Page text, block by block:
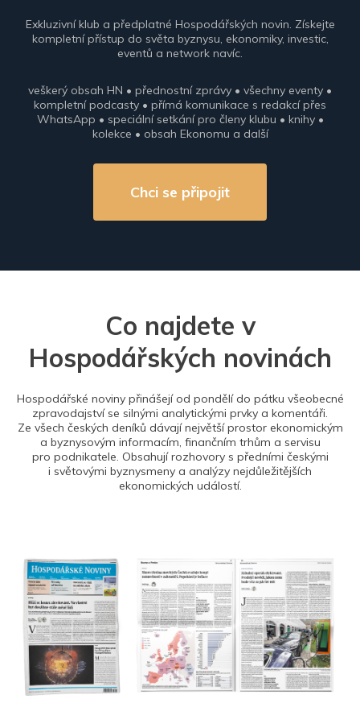
Exkluzivní klub a předplatné Hospodářských novin. Získejte
kompletní přístup do světa byznysu, ekonomiky, investic,
eventů a network navíc.
veškerý obsah HN • přednostní zprávy • všechny eventy •
kompletní podcasty • přímá komunikace s redakcí přes
WhatsApp • speciální setkání pro členy klubu • knihy •
kolekce • obsah Ekonomu a další
Chci se připojit
Co najdete v
Hospodářských novinách
Hospodářské noviny přinášejí od pondělí do pátku všeobecné
zpravodajství se silnými analytickými prvky a komentáři.
Ze všech českých deníků dávají největší prostor ekonomickým
a byznysovým informacím, finančním trhům a servisu
pro podnikatele. Obsahují rozhovory s předními českými
i světovými byznysmeny a analýzy nejdůležitějších
ekonomických událostí.